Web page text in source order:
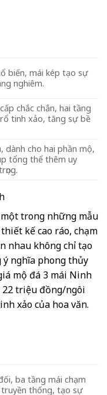
biến, mái kép tạo sự
nghiêm.
chắc chắn, hai tầng
tinh xảo, tăng sự bề
dành cho hai phần mộ,
tổng thể thêm uy
trong những mẫu
kế cao ráo, chạm
nhau không chỉ tạo
ý nghĩa phong thủy
mộ đá 3 mái Ninh
triệu đồng/ngôi
xảo của hoa văn.
ba tầng mái chạm
truyền thống, tạo sự